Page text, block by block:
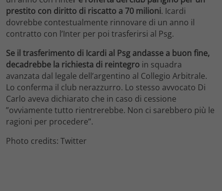
prestito con diritto di riscatto a 70 milioni. Icardi
dovrebbe contestualmente rinnovare di un anno il
contratto con l’Inter per poi trasferirsi al Psg.
Se il trasferimento di Icardi al Psg andasse a buon fine,
decadrebbe la richiesta di reintegro in squadra
avanzata dal legale dell’argentino al Collegio Arbitrale.
Lo conferma il club nerazzurro. Lo stesso avvocato Di
Carlo aveva dichiarato che in caso di cessione
”ovviamente tutto rientrerebbe. Non ci sarebbero più le
ragioni per procedere”.
Photo credits: Twitter